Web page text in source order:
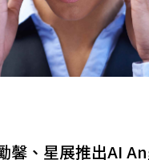
馨、星展推出AI